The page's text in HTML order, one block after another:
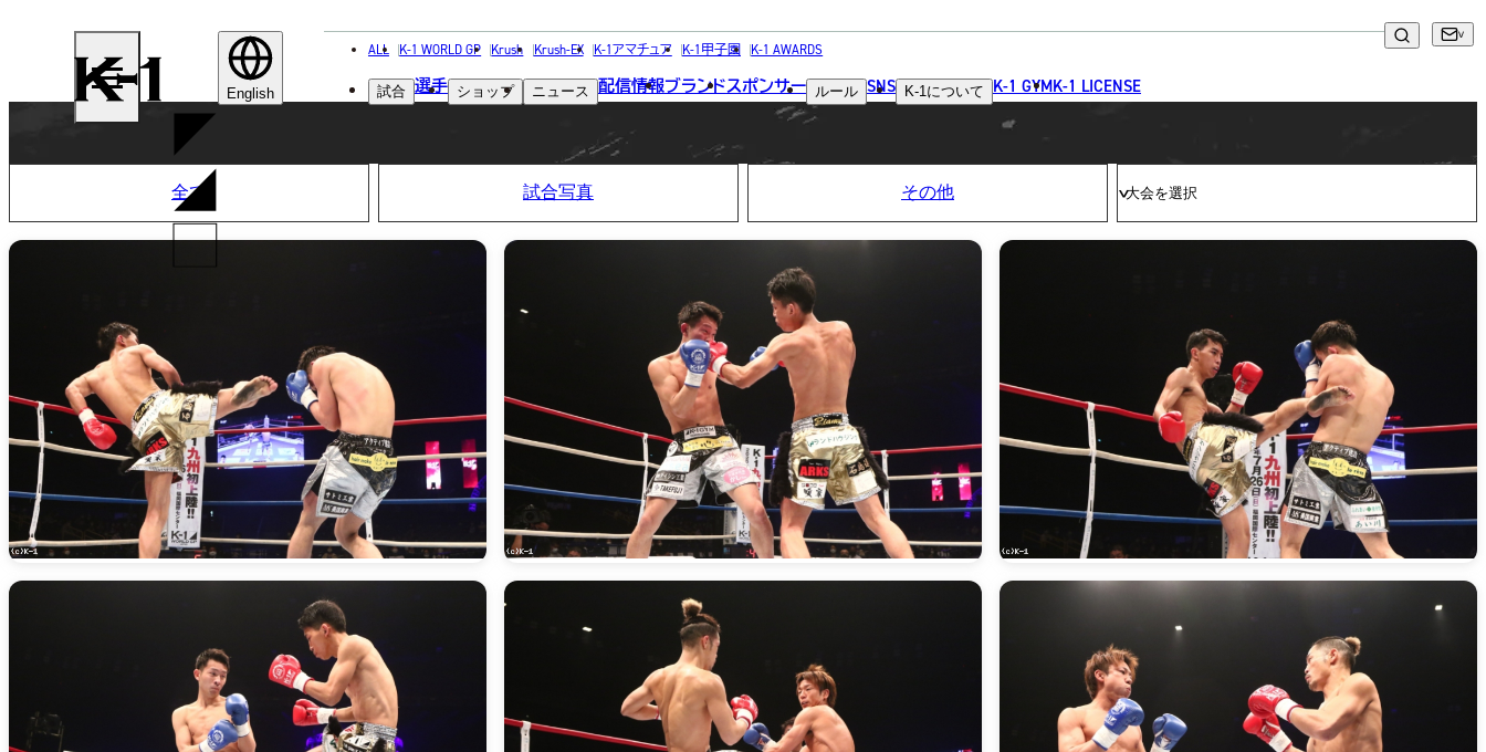
K-
1 English
ALL K-1 WORLD GP Krush Krush-EX K-1アマチュア K-1甲子園 K-1 AWARDS
試合 選手 ショップ ニュース 配信情報ブランドスポンサー ルール SNS K-1 について K-1 GYMK-1 LICENSE
PHOTO
全て 試合写真 その他